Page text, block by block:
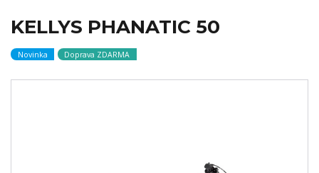
KELLYS PHANATIC 50
Novinka Doprava ZDARMA